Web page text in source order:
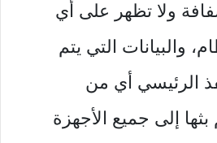
ولا تظهر على أي
والبيانات التي يتم
الرئيسي أي من
إلى جميع الأجهزة